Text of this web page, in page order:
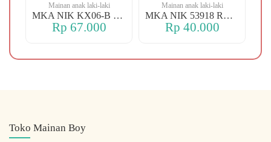
Mainan anak laki-laki
MKA NIK KX06-B FREE
Rp 67.000
Mainan anak laki-laki
MKA NIK 53918 RACE
Rp 40.000
Toko Mainan Boy